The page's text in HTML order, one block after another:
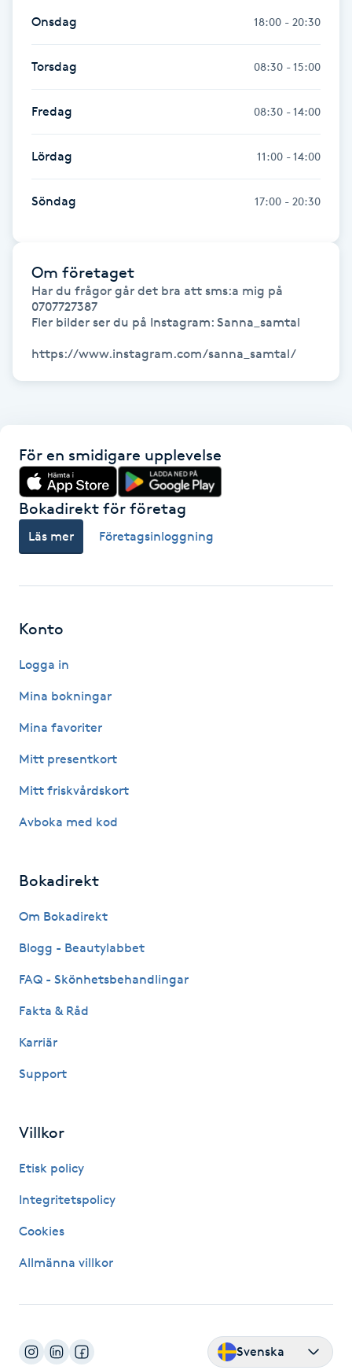
Gruppträning
Gua Sha-massage
H
Headspa
Healing
Herrklippning
HIFU
Hollywood Peel
Hot Stone Massage
Hudföryngring
Hypnos
Hårbottenbehandling
Hälsa
Idrottsmassage
IPL
Onsdag 18:00 - 20:30
Torsdag 08:30 - 15:00
Fredag 08:30 - 14:00
Lördag 11:00 - 14:00
Söndag 17:00 - 20:30
Om företaget
Har du frågor går det bra att sms:a mig på
0707727387
Fler bilder ser du på Instagram: Sanna_samtal
För en smidigare upplevelse
Bokadirekt för företag
Läs mer Företagsinloggning
Konto
Logga in
Mina bokningar
Mina favoriter
Mitt presentkort
Mitt friskvårdskort
Avboka med kod
Bokadirekt
Om Bokadirekt
Blogg - Beautylabbet
FAQ - Skönhetsbehandlingar
Fakta & Råd
Karriär
Support
Villkor
Etisk policy
Integritetspolicy
Cookies
Allmänna villkor
Svenska